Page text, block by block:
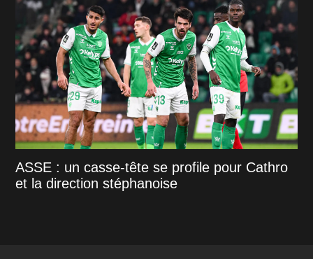
ASSE : un casse-tête se profile pour Cathro
et la direction stéphanoise